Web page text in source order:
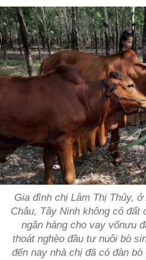
Gia đình chị Lâm Thị Thủy,
Châu, Tây Ninh không có đất
ngân hàng cho vay vốnưu
thoát nghèo đầu tư nuôi bò
đến nay nhà chị đã có đàn